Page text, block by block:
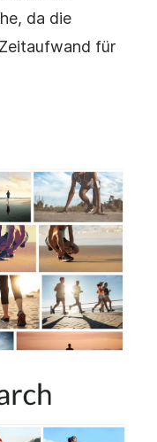
da die
für